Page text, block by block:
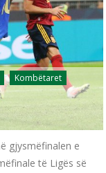
Kombëtaret
gjysmëfinalen e
të Ligës së